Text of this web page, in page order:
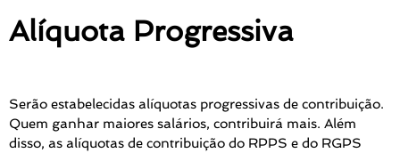
Alíquota Progressiva
Serão estabelecidas alíquotas progressivas de contribuição.
Quem ganhar maiores salários, contribuirá mais. Além
disso, as alíquotas de contribuição do RPPS e do RGPS